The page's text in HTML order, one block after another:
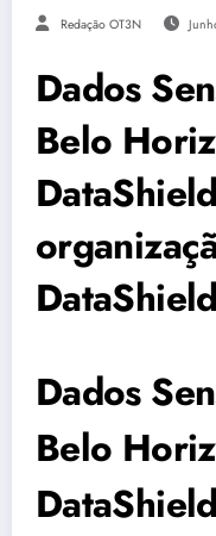
Redação OT3N
Dados
Belo
Dados
Belo